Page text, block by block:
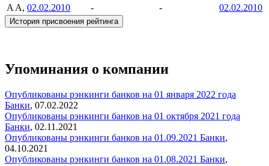
A A, 02.02.2010 - - 02.02.2010
История присвоения рейтинга
Упоминания о компании
Опубликованы рэнкинги банков на 01 января 2022 года
Банки, 07.02.2022
Опубликованы рэнкинги банков на 01 октября 2021 года
Банки, 02.11.2021
Опубликованы рэнкинги банков на 01.09.2021 Банки,
04.10.2021
Опубликованы рэнкинги банков на 01.08.2021 Банки,